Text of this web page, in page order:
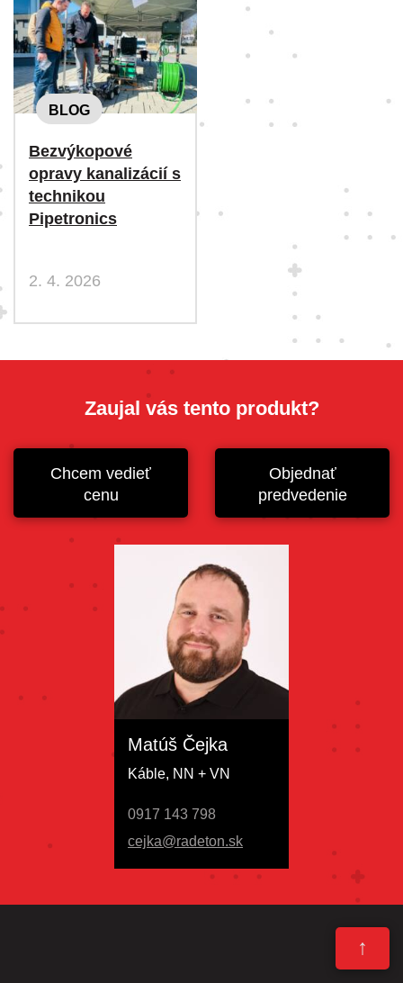
BLOG
Bezvýkopové
opravy kanalizácií s
technikou
Pipetronics
2. 4. 2026
Zaujal vás tento produkt?
Chcem vedieť
cenu
Objednať
predvedenie
Matúš Čejka
Káble, NN + VN
0917 143 798
cejka@radeton.sk
↑